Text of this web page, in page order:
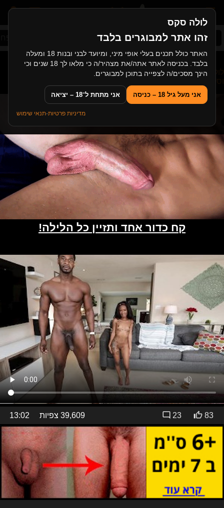
לולה סקס
זהו אתר למבוגרים בלבד
האתר כולל תכנים בעלי אופי מיני, ומיועד לבני ובנות 18 ומעלה
בלבד. בכניסה לאתר אתה/את מצהיר/ה כי מלאו לך 18 שנים וכי
הינך מסכים/ה לצפייה בתוכן למבוגרים.
אני מעל גיל 18 – כניסה אני מתחת ל־18 – יציאה
מדיניות פרטיות·תנאי שימוש
סקס ישראלי תחת ענק
לולה סקס>סקס שחורות>גבר שחור וחסון מזיין שחורה קטנה
13:02 39,609 צפיות 83
23